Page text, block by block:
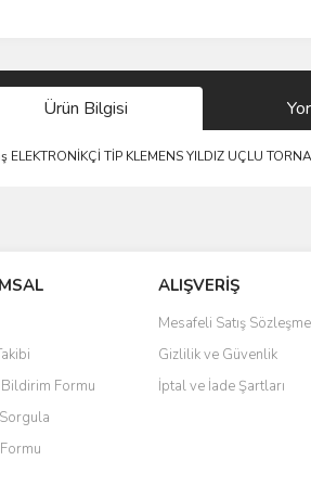
Ürün Bilgisi
ELEKTRONİKÇİ TİP KLEMENS YILDIZ UÇLU
Ürün resmi kalitesiz, bozuk veya görüntülenemiyor.
Ürün açıklamasında eksik bilgiler bulunuyor.
Ürün bilgilerinde hatalar bulunuyor.
Ürün fiyatı diğer sitelerden daha pahalı.
Bu ürüne benzer farklı alternatifler olmalı.
Formu
ALIŞVERİŞ
Mesafeli Satış
Gizlilik ve Güvenlik
İptal ve İade Şartları